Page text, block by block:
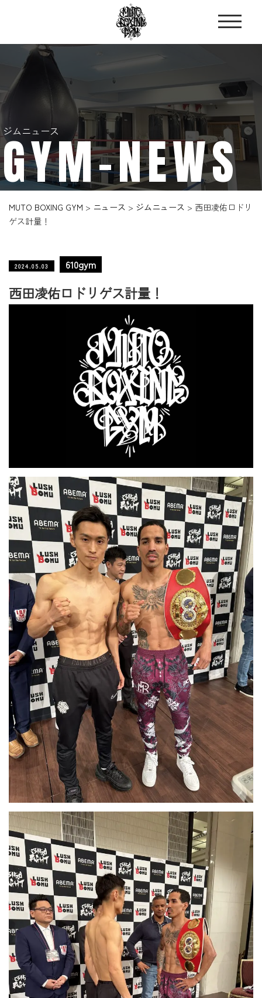
ジムニュース
GYM-NEWS
MUTO BOXING GYM > ニュース > ジムニュース > 西田凌佑ロドリ
ゲス計量！
2024.05.03 610gym
西田凌佑ロドリゲス計量！